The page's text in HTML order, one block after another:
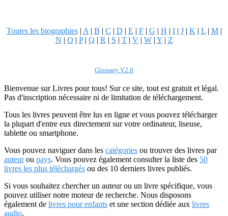
Toutes les biographies| A | B | C | D | E | F| G | H | I| J| K | L| M|
N | O | P| Q | R | S | T| V| W| Y| Z
Glossary V2.0
Bienvenue sur Livres pour tous! Sur ce site, tout est gratuit et légal.
Pas d'inscription nécessaire ni de limitation de téléchargement.
Tous les livres peuvent être lus en ligne et vous pouvez télécharger
la plupart d'entre eux directement sur votre ordinateur, liseuse,
tablette ou smartphone.
Vous pouvez naviguer dans les catégories ou trouver des livres par
auteurou pays. Vous pouvez également consulter la liste des 50
livres les plus téléchargés ou des 10 derniers livres publiés.
Si vous souhaitez chercher un auteur ou un livre spécifique, vous
pouvez utiliser notre moteur de recherche. Nous disposons
également de livres pour enfants et une section dédiée aux livres
audio.